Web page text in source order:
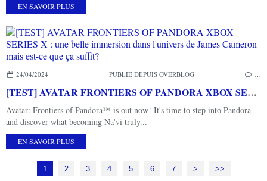
EN SAVOIR PLUS
24/04/2024 PUBLIÉ DEPUIS OVERBLOG
[TEST] AVATAR FRONTIERS OF PANDORA XBOX SERIES X : une belle immersion dans l'univers de James Cameron mais est-ce que ça suffit?
Avatar: Frontiers of Pandora™ is out now! It's time to step into Pandora
and discover what becoming Na'vi truly...
EN SAVOIR PLUS
1 2 3 4 5 6 7 > >>